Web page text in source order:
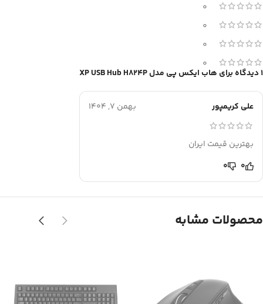
0
0
0
0
1 دیدگاه برای هاب ایکس پی مدل XP USB Hub H824P
علی کریمپور بهمن 7, 1404
بهترین قیمت ایران
0
0
محصولات مشابه